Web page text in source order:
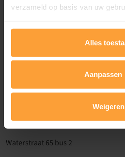
verzameld op basis van uw
Alles
Aanpassen
Weigeren
DATA
5 vrijdagen van 9u30 tot 11u30
Van 5 september t.e.m 3 oktober
Praktijk Lunis
Waterstraat 65 bus 2